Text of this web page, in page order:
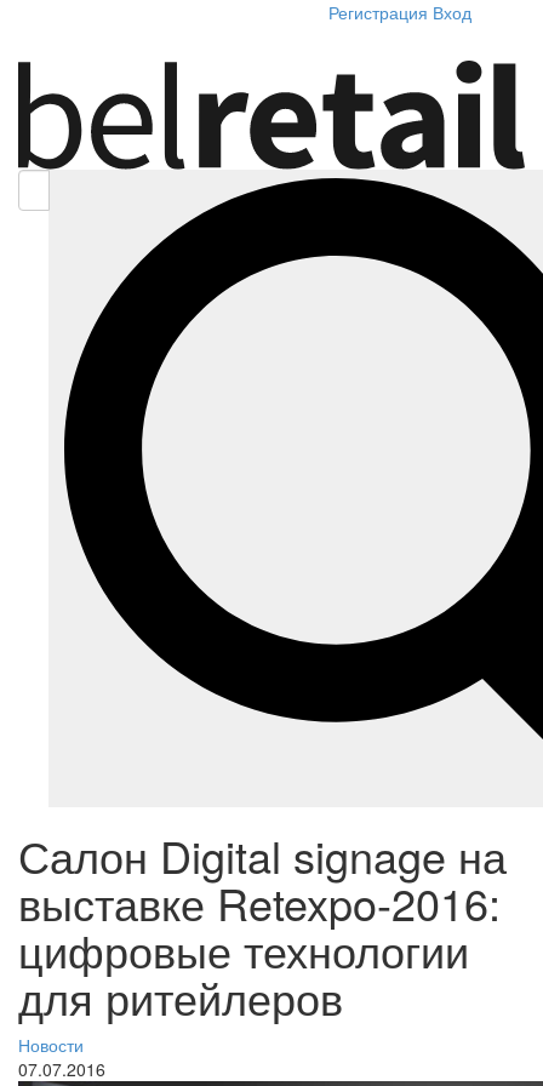
Регистрация Вход
Салон Digital signage на
выставке Retexpo-2016:
цифровые технологии
для ритейлеров
Новости
07.07.2016